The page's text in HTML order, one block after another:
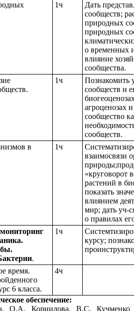
1ч
Дать
сообществ;
природных
природных
о временных
влияние
сообщества.
1ч
Познакомить
сообществ и
агроценозах
сообщество
сообществ.
в
1ч
взаимосвязи
«круговорот
растений в
показать
влиянием
мир; дать уч-
о правилах
.
1ч
курсу;
время.
6 класса.
4ч
обеспечение:
О.А. Корнилова, В.С. Кучменко